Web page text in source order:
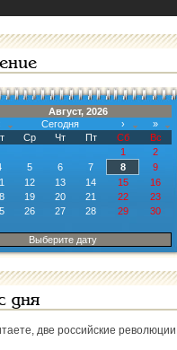
Август, 2026
Сегодня ›
»
Ср Чт Пт Сб
Вс
1
2
5 6 7 8
9
12 13 14 15
16
19 20 21 22
23
26 27 28 29
30
Выберите дату
дня
две российские